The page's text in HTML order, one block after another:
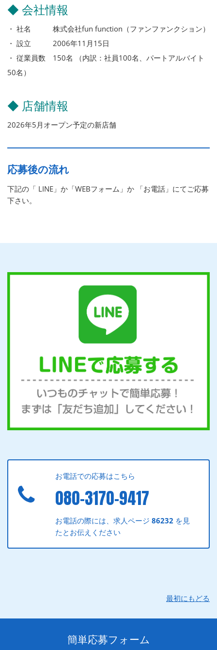
◆ 会社情報
・ 社名 株式会社fun function（ファンファンクション）
・ 設立 2006年11月15日
・ 従業員数 150名 （内訳：社員100名、パートアルバイト
50名）
◆ 店舗情報
2026年5月オープン予定の新店舗
応募後の流れ
下記の「 LINE」か「WEBフォーム」か 「お電話」にてご応募
下さい。
お電話での応募はこちら
080-3170-9417
お電話の際には、求人ページ86232 を見
たとお伝えください
最初にもどる
簡単応募フォーム